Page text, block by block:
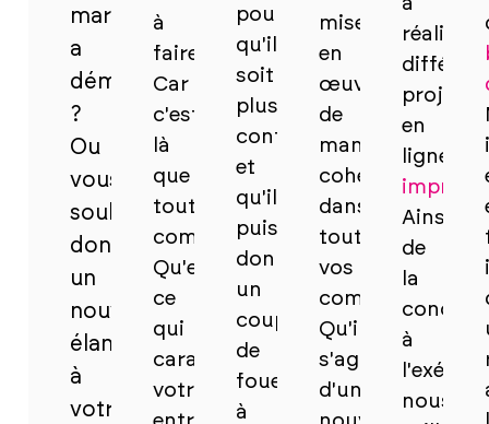
marque
a
démarré
?
Ou
vous
souhaitez
donner
un
nouvel
élan
à
votre
à
faire.
Car
c'est
là
que
tout
commence.
Qu'est-
ce
qui
caractérise
votre
pour
qu'il
soit
plus
contemporain
et
qu'il
puisse
donner
un
coup
de
fouet
à
mise
en
œuvre
de
manière
cohérente
dans
toutes
vos
Qu'il
s'agisse
d'un
réaliser
projets
en
ligne.
Ainsi,
de
la
à
nous